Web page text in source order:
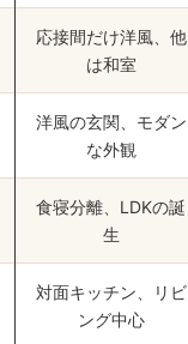
応接間だけ洋風、他
は和室
洋風の玄関、モダン
な外観
食寝分離、LDKの誕
生
対面キッチン、リビ
ング中心